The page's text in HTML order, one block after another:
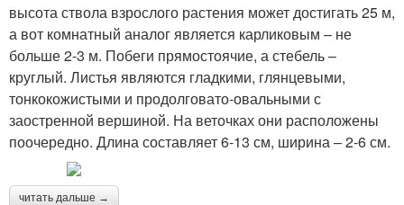
высота ствола взрослого растения может достигать 25 м,
а вот комнатный аналог является карликовым – не
больше 2-3 м. Побеги прямостоячие, а стебель –
круглый. Листья являются гладкими, глянцевыми,
тонкокожистыми и продолговато-овальными с
заостренной вершиной. На веточках они расположены
поочередно. Длина составляет 6-13 см, ширина – 2-6 см.
читать дальше →